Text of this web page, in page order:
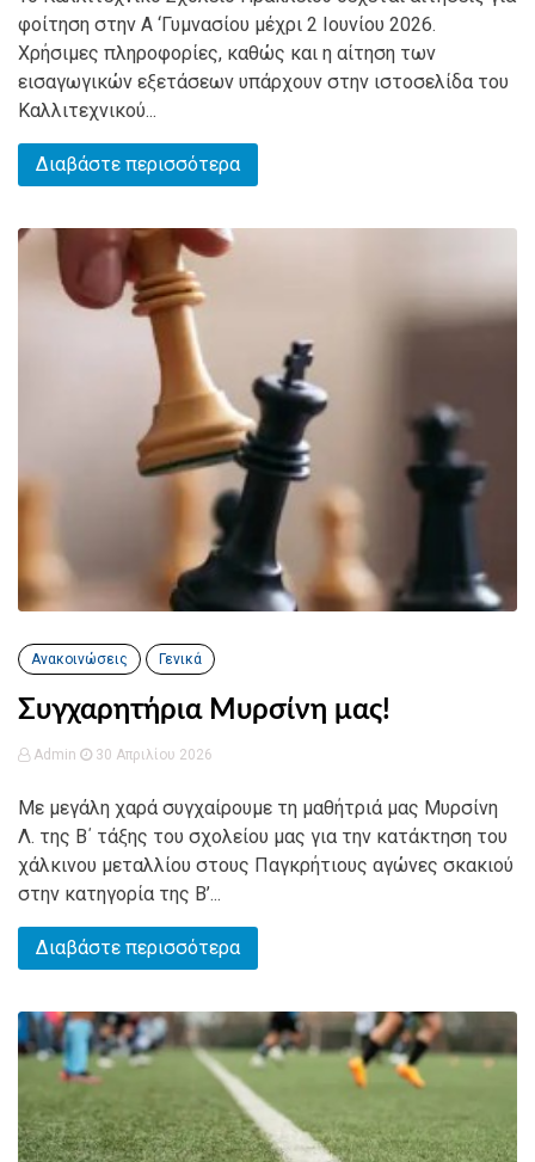
φοίτηση στην Α ‘Γυμνασίου μέχρι 2 Ιουνίου 2026.
Χρήσιμες πληροφορίες, καθώς και η αίτηση των
εισαγωγικών εξετάσεων υπάρχουν στην ιστοσελίδα του
Καλλιτεχνικού...
Διαβάστε περισσότερα
Ανακοινώσεις Γενικά
Συγχαρητήρια Μυρσίνη μας!
Admin 30 Απριλίου 2026
Με μεγάλη χαρά συγχαίρουμε τη μαθήτριά μας Μυρσίνη
Λ. της Β΄ τάξης του σχολείου μας για την κατάκτηση του
χάλκινου μεταλλίου στους Παγκρήτιους αγώνες σκακιού
στην κατηγορία της Β’...
Διαβάστε περισσότερα